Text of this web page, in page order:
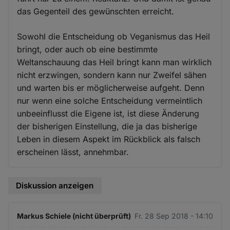
das Gegenteil des gewünschten erreicht.
Sowohl die Entscheidung ob Veganismus das Heil
bringt, oder auch ob eine bestimmte
Weltanschauung das Heil bringt kann man wirklich
nicht erzwingen, sondern kann nur Zweifel sähen
und warten bis er möglicherweise aufgeht. Denn
nur wenn eine solche Entscheidung vermeintlich
unbeeinflusst die Eigene ist, ist diese Änderung
der bisherigen Einstellung, die ja das bisherige
Leben in diesem Aspekt im Rückblick als falsch
erscheinen lässt, annehmbar.
Diskussion anzeigen
Markus Schiele (nicht überprüft) Fr. 28 Sep 2018 - 14:10